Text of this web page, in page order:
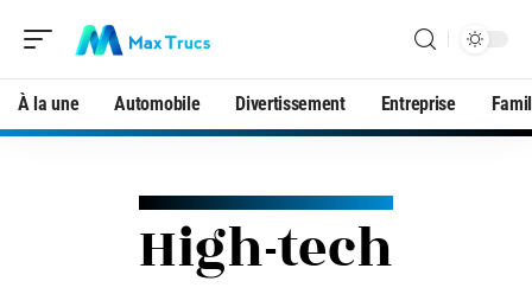
À la une Automobile Divertissement Entreprise
High-tech